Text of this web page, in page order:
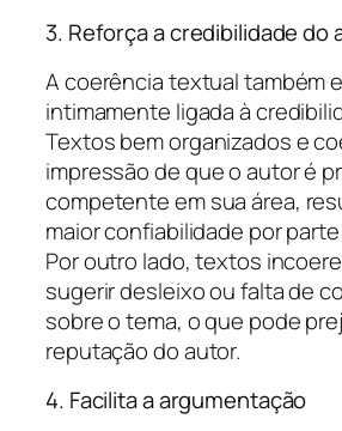
3. Reforça a credibilidade do
A coerência textual também
intimamente ligada à
Textos bem organizados e
impressão de que o autor é
competente em sua área,
maior confiabilidade por
Por outro lado, textos
sugerir desleixo ou falta de
sobre o tema, o que pode
reputação do autor.
4. Facilita a argumentação